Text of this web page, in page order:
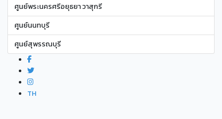
ศูนย์พระนครศรีอยุธยา วาสุกรี
ศูนย์นนทบุรี
ศูนย์สุพรรณบุรี
TH